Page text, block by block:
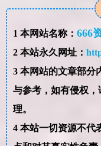
1 本网站名称： 666
2本站永久网址：
3本网站的文章部分
与参考，如有侵权，请联
理。
4本站一切资源不代